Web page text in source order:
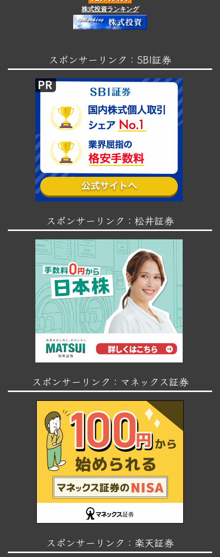
株式投資ランキング
スポンサーリンク：SBI証券
スポンサーリンク：松井証券
スポンサーリンク：マネックス証券
スポンサーリンク：楽天証券